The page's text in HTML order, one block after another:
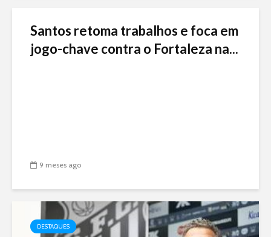
Santos retoma trabalhos e foca em
jogo-chave contra o Fortaleza na...
9 meses ago
DESTAQUES